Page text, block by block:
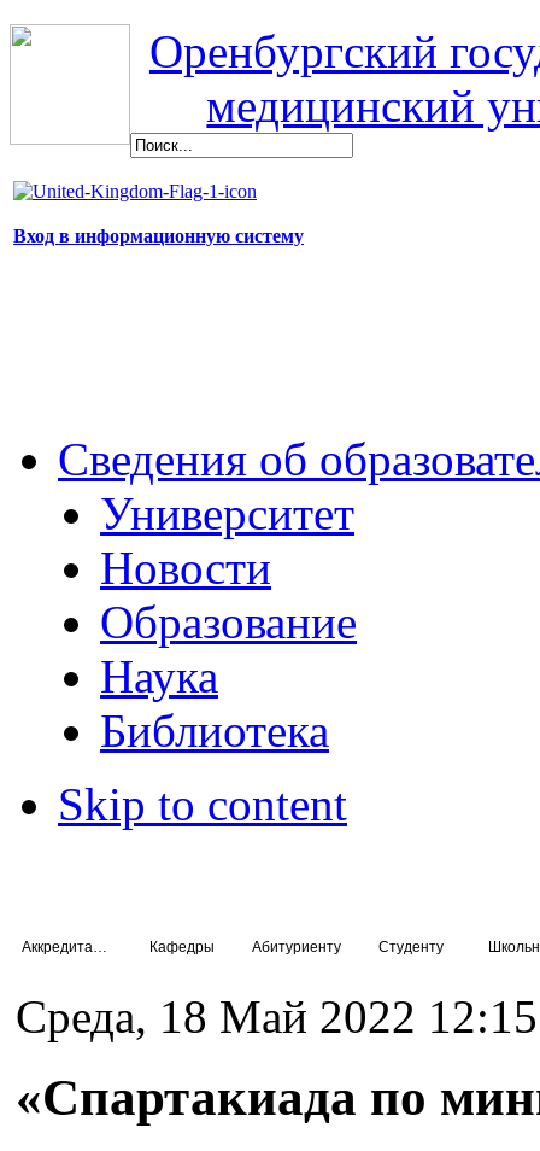
Оренбургский
медицинский
Вход в информационную систему
Сведения об
Университет
Новости
Образование
Наука
Библиотека
Skip to content
Кафедры Абитуриенту Студенту
Среда, 18 Май 2022 12:15
«Спартакиада по